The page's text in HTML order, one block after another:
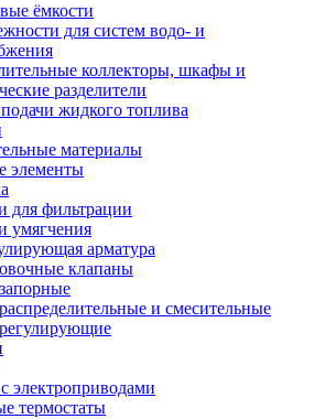
ёмкости
для систем водо- и
коллекторы, шкафы и
разделители
жидкого топлива
материалы
элементы
для фильтрации
умягчения
арматура
клапаны
и смесительные
электроприводами
термостаты